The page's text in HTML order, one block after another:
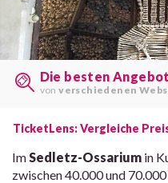
Die besten
vonverschiedenen
TicketLens: Vergleiche
Im Sedletz-Ossarium in
zwischen 40.000 und